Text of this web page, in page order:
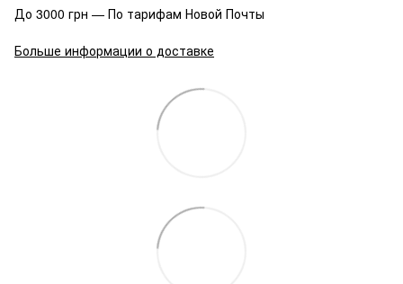
До 3000 грн — По тарифам Новой Почты
Больше информации о доставке